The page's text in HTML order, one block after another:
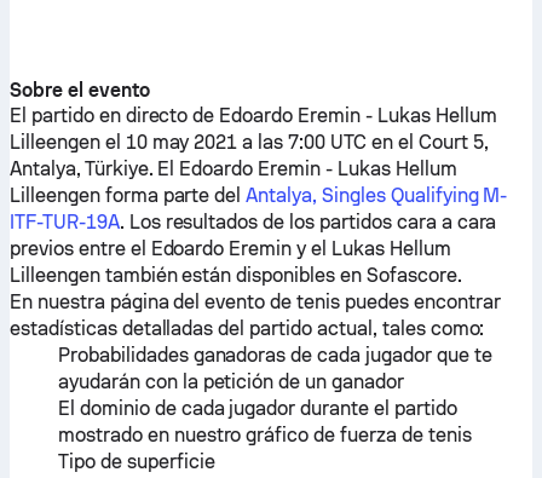
Sobre el evento
El partido en directo de Edoardo Eremin- Lukas Hellum
Lilleengenel 10 may 2021 a las 7:00 UTC en el Court 5,
Antalya, Türkiye. El Edoardo Eremin - Lukas Hellum
Lilleengenforma parte delAntalya, Singles Qualifying M-
ITF-TUR-19A. Los resultados de los partidos cara a cara
previos entre el Edoardo Eremin y el Lukas Hellum
Lilleengentambién están disponibles en Sofascore.
En nuestra página del evento de tenis puedes encontrar
estadísticas detalladas del partido actual, tales como:
Probabilidades ganadoras de cada jugador que te
ayudarán con la petición de un ganador
El dominio de cada jugador durante el partido
mostrado en nuestro gráfico de fuerza de tenis
Tipo de superficie